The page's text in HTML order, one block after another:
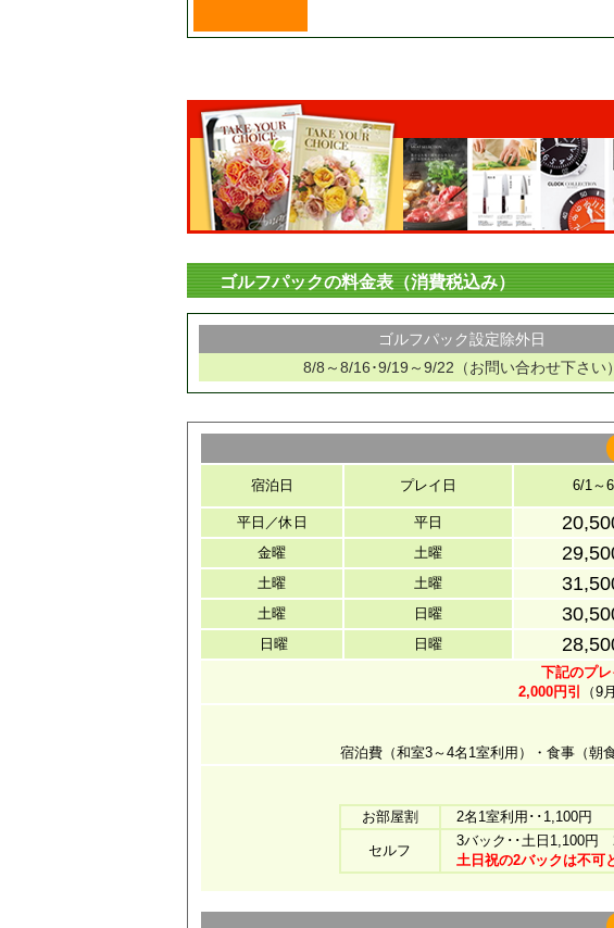
ゴルフパックの料金表（消費税込み）
ゴルフパック設定除外日
8/8～8/16･9/19～9/22（お問い合わせ下さい）